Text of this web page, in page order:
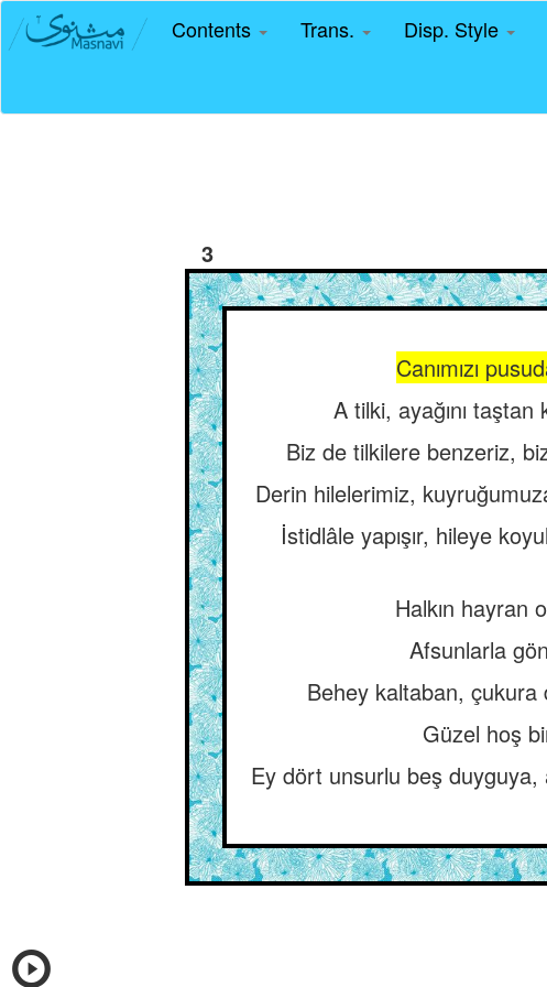
Contents Trans. Disp. Style
3
Canımızı
A tilki, ayağını
Biz de tilkilere benzeriz,
Derin hilelerimiz,
İstidlâle yapışır, hileye
Halkın hayran
Afsunlarla
Behey kaltaban, çukura
Güzel hoş
Ey dört unsurlu beş duyguya,